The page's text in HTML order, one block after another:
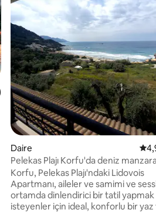
ortalama 4,94 puan, 70
Daire 5
Pelekas Plajı Korfu'da deniz
daire.
Korfu, Pelekas Plajı'ndaki Lidovois
Apartmanı, aileler ve samimi ve
ortamda dinlendirici bir tatil yapmak
isteyenler için ideal, konforlu bir yaz